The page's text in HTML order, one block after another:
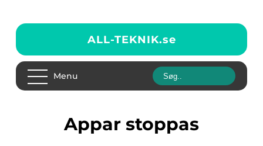
ALL-TEKNIK.se
Menu
appar stoppas